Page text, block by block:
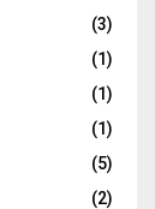
(3)
(1)
(1)
(1)
(5)
(2)